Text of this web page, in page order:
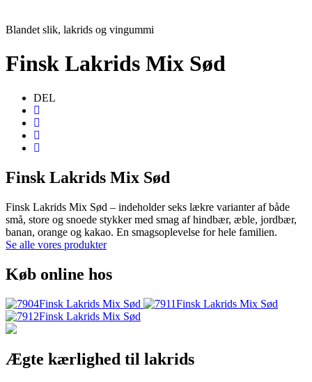
Blandet slik, lakrids og vingummi
Finsk Lakrids Mix Sød
DEL
Finsk Lakrids Mix Sød
Finsk Lakrids Mix Sød – indeholder seks lækre varianter af både
små, store og snoede stykker med smag af hindbær, æble, jordbær,
banan, orange og kakao. En smagsoplevelse for hele familien.
Se alle vores produkter
Køb online hos
Ægte kærlighed til lakrids